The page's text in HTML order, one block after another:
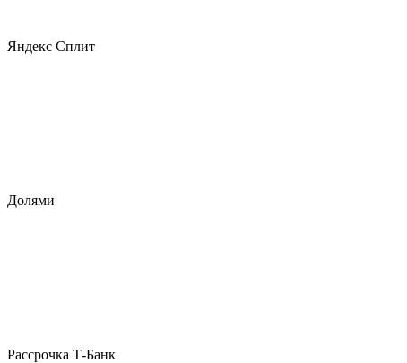
Яндекс Сплит
Долями
Рассрочка Т-Банк